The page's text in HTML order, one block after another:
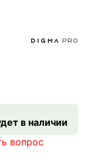
в наличии
вопрос